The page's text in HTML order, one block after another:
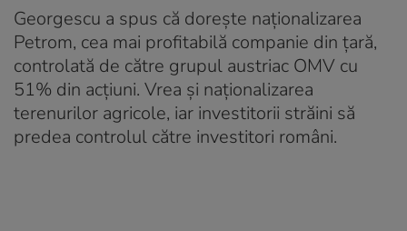
Georgescu a spus că dorește naționalizarea
Petrom, cea mai profitabilă companie din țară,
controlată de către grupul austriac OMV cu
51% din acțiuni. Vrea și naționalizarea
terenurilor agricole, iar investitorii străini să
predea controlul către investitori români.